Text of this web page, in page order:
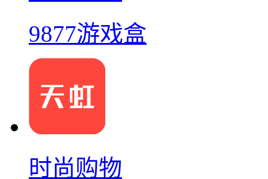
9877游戏盒
时尚购物